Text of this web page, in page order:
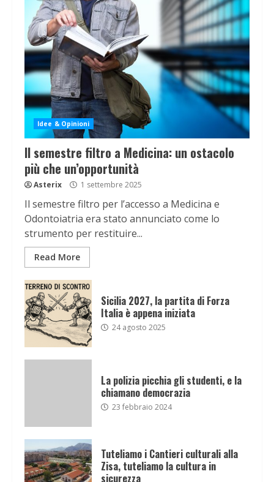
Idee & Opinioni
Il semestre filtro a Medicina: un ostacolo
più che un’opportunità
Asterix 1 settembre 2025
Il semestre filtro per l’accesso a Medicina e
Odontoiatria era stato annunciato come lo
strumento per restituire...
Read More
Sicilia 2027, la partita di Forza
Italia è appena iniziata
24 agosto 2025
La polizia picchia gli studenti, e la
chiamano democrazia
23 febbraio 2024
Tuteliamo i Cantieri culturali alla
Zisa, tuteliamo la cultura in
sicurezza